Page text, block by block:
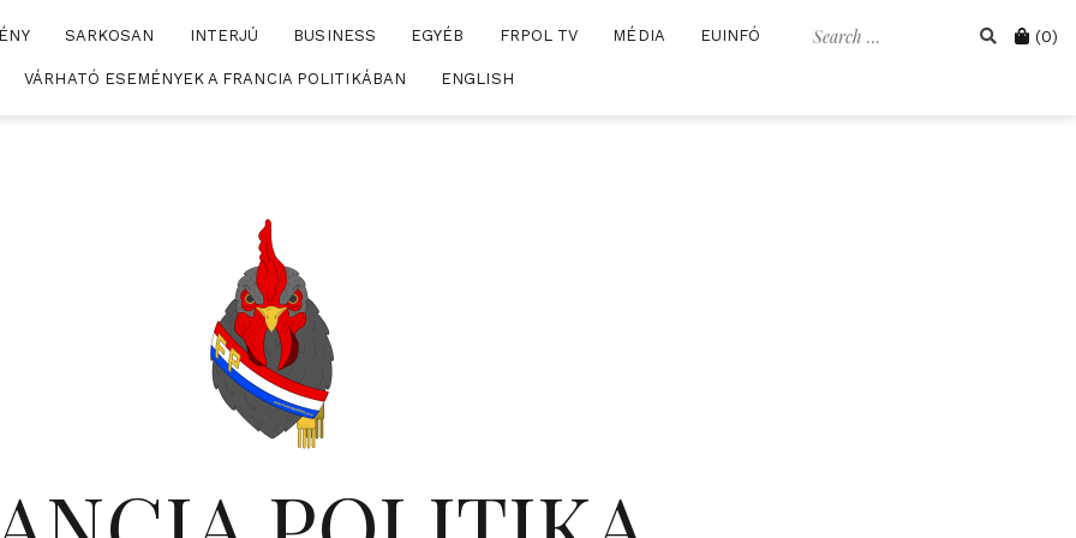
Search Cart
(0)
SARKOSAN INTERJÚ BUSINESS EGYÉB FRPOL TV MÉDIA EUINFÓ
VÁRHATÓ ESEMÉNYEK A FRANCIA POLITIKÁBAN ENGLISH